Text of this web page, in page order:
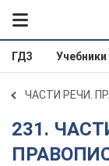
ГДЗ Учебники
ЧАСТИ РЕЧИ.
231. ЧАСТИ РЕЧИ.